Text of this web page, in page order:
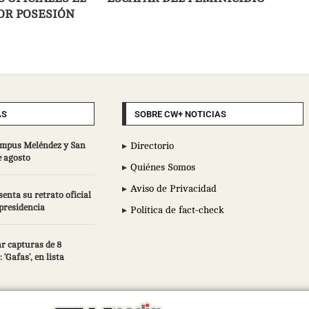
POSESIÓN
Meléndez y San
agosto
su retrato oficial
capturas de 8
en lista
SOBRE CW+ NOTICIAS
Directorio
Quiénes Somos
Aviso de Privacidad
Política de fact-check